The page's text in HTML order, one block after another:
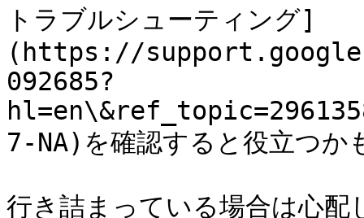
トラブルシューティング]
(https://
092685?
7-NA)を確認すると役立つか
行き詰まっている場合は心